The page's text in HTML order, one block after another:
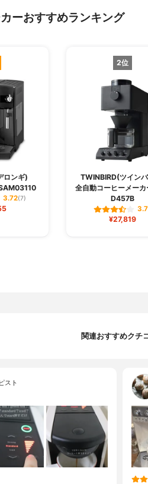
ーおすすめランキング
ンギ)
3.72(7)
2位
TWINBIRD(ツイン
全自動コーヒーメー
D457B
¥27,819
関連おすすめクチ
スト